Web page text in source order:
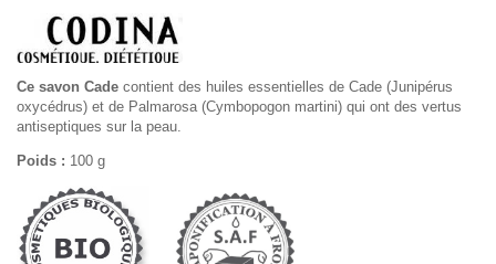
Ce savon Cade contient des huiles essentielles de Cade (Junipérus
oxycédrus) et de Palmarosa (Cymbopogon martini) qui ont des vertus
antiseptiques sur la peau.
Poids : 100 g